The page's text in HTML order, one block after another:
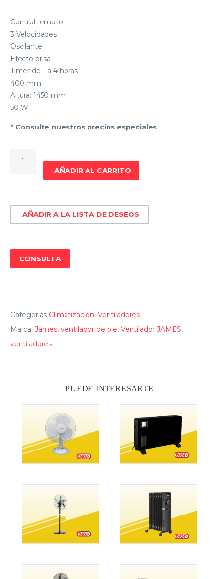
Control remoto
3 Velocidades
Oscilante
Efecto brisa
Timer de 1 a 4 horas
400 mm
Altura: 1450 mm
50 W
* Consulte nuestros precios especiales
JAMES
VP
EN
AÑADIR AL CARRITO
AÑADIR A LA LISTA DE DESEOS
CONSULTA
Categorias Climatización, Ventiladores
Marca: James, ventilador de pie, Ventilador JAMES,
ventiladores
PUEDE INTERESARTE